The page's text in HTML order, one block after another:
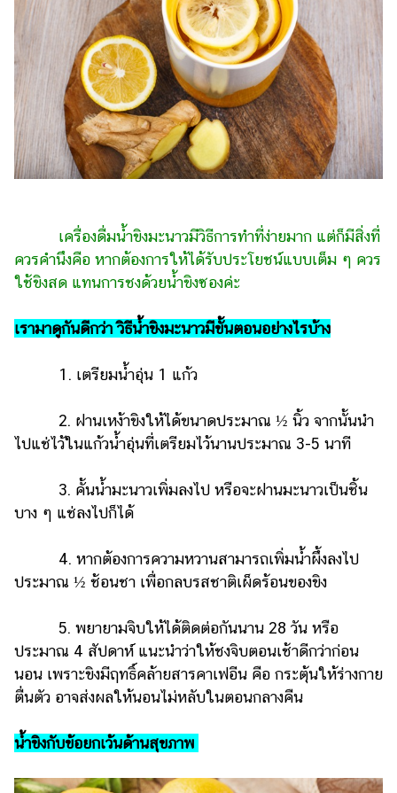
เครื่องดื่มน้ำขิงมะนาวมีวิธีการทำที่ง่ายมาก แต่ก็มีสิ่งที่
ควรคำนึงคือ หากต้องการให้ได้รับประโยชน์แบบเต็ม ๆ ควร
ใช้ขิงสด แทนการชงด้วยน้ำขิงซองค่ะ
เรามาดูกันดีกว่า วิธีน้ำขิงมะนาวมีขั้นตอนอย่างไรบ้าง
1. เตรียมน้ำอุ่น 1 แก้ว
2. ฝานเหง้าขิงให้ได้ขนาดประมาณ ½ นิ้ว จากนั้นนำ
ไปแช่ไว้ในแก้วน้ำอุ่นที่เตรียมไว้นานประมาณ 3-5 นาที
3. คั้นน้ำมะนาวเพิ่มลงไป หรือจะฝานมะนาวเป็นชิ้น
บาง ๆ แช่ลงไปก็ได้
4. หากต้องการความหวานสามารถเพิ่มน้ำผึ้งลงไป
ประมาณ ½ ช้อนชา เพื่อกลบรสชาติเผ็ดร้อนของขิง
5. พยายามจิบให้ได้ติดต่อกันนาน 28 วัน หรือ
ประมาณ 4 สัปดาห์ แนะนำว่าให้ชงจิบตอนเช้าดีกว่าก่อน
นอน เพราะขิงมีฤทธิ์คล้ายสารคาเฟอีน คือ กระตุ้นให้ร่างกาย
ตื่นตัว อาจส่งผลให้นอนไม่หลับในตอนกลางคืน
น้ำขิงกับข้อยกเว้นด้านสุขภาพ